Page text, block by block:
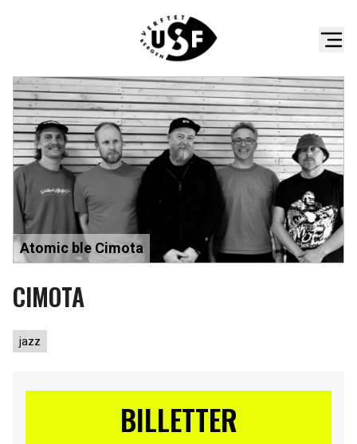
Atomic ble Cimota
CIMOTA
jazz
BILLETTER